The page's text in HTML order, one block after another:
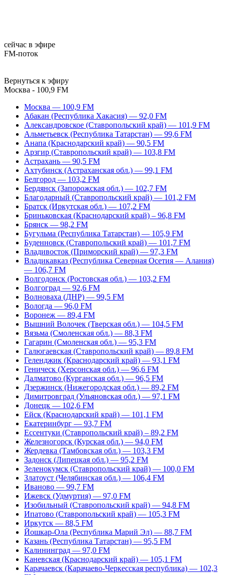
сейчас в эфире
FM-поток
Вернуться к эфиру
Москва - 100,9 FM
Москва — 100,9 FM
Абакан (Республика Хакасия) — 92,0 FM
Александровское (Ставропольский край) — 101,9 FM
Альметьевск (Республика Татарстан) — 99,6 FM
Анапа (Краснодарский край) — 90,5 FM
Арзгир (Ставропольский край) — 103,8 FM
Астрахань — 90,5 FM
Ахтубинск (Астраханская обл.) — 99,1 FM
Белгород — 103,2 FM
Бердянск (Запорожская обл.) — 102,7 FM
Благодарный (Ставропольский край) — 101,2 FM
Братск (Иркутская обл.) — 107,2 FM
Бриньковская (Краснодарский край) – 96,8 FM
Брянск — 98,2 FM
Бугульма (Республика Татарстан) — 105,9 FM
Буденновск (Ставропольский край) — 101,7 FM
Владивосток (Приморский край) — 97,3 FM
Владикавказ (Республика Северная Осетия — Алания)
— 106,7 FM
Волгодонск (Ростовская обл.) — 103,2 FM
Волгоград — 92,6 FM
Волноваха (ДНР) — 99,5 FM
Вологда — 96,0 FM
Воронеж — 89,4 FM
Вышний Волочек (Тверская обл.) — 104,5 FM
Вязьма (Смоленская обл.) — 88,3 FM
Гагарин (Смоленская обл.) — 95,3 FM
Галюгаевская (Ставропольский край) — 89,8 FM
Геленджик (Краснодарский край) — 93,1 FM
Геническ (Херсонская обл.) — 96,6 FM
Далматово (Курганская обл.) — 96,5 FM
Дзержинск (Нижегородская обл.) — 89,2 FM
Димитровград (Ульяновская обл.) — 97,1 FM
Донецк — 102,6 FM
Ейск (Краснодарский край) — 101,1 FM
Екатеринбург — 93,7 FM
Ессентуки (Ставропольский край) – 89,2 FM
Железногорск (Курская обл.) — 94,0 FM
Жердевка (Тамбовская обл.) — 103,3 FM
Задонск (Липецкая обл.) — 95,2 FM
Зеленокумск (Ставропольский край) — 100,0 FM
Златоуст (Челябинская обл.) — 106,4 FM
Иваново — 99,7 FM
Ижевск (Удмуртия) — 97,0 FM
Изобильный (Ставропольский край) — 94,8 FM
Ипатово (Ставропольский край) — 105,3 FM
Иркутск — 88,5 FM
Йошкар-Ола (Республика Марий Эл) — 88,7 FM
Казань (Республика Татарстан) — 95,5 FM
Калининград — 97,0 FM
Каневская (Краснодарский край) — 105,1 FM
Карачаевск (Карачаево-Черкесская республика) — 102,3